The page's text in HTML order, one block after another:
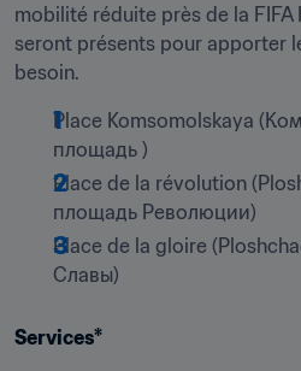
mobilité réduite près de la
seront présents pour apporter
besoin.
Place Komsomolskaya
площадь )
Place de la révolution
площадь Революции)
Place de la gloire
Славы)
Services*